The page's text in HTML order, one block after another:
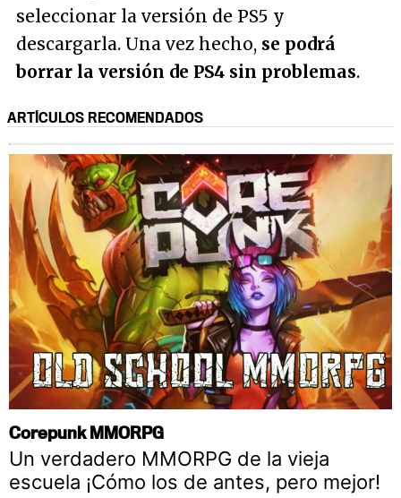
seleccionar la versión de PS5 y
descargarla. Una vez hecho, se podrá
borrar la versión de PS4 sin problemas.
ARTÍCULOS RECOMENDADOS
Corepunk MMORPG
Un verdadero MMORPG de la vieja
escuela ¡Cómo los de antes, pero mejor!